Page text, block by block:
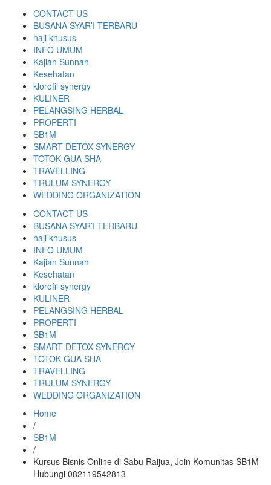
CONTACT US
BUSANA SYAR’I TERBARU
haji khusus
INFO UMUM
Kajian Sunnah
Kesehatan
klorofil synergy
KULINER
PELANGSING HERBAL
PROPERTI
SB1M
SMART DETOX SYNERGY
TOTOK GUA SHA
TRAVELLING
TRULUM SYNERGY
WEDDING ORGANIZATION
CONTACT US
BUSANA SYAR’I TERBARU
haji khusus
INFO UMUM
Kajian Sunnah
Kesehatan
klorofil synergy
KULINER
PELANGSING HERBAL
PROPERTI
SB1M
SMART DETOX SYNERGY
TOTOK GUA SHA
TRAVELLING
TRULUM SYNERGY
WEDDING ORGANIZATION
Home
/
SB1M
/
Kursus Bisnis Online di Sabu Raijua, Join Komunitas SB1M
Hubungi 082119542813